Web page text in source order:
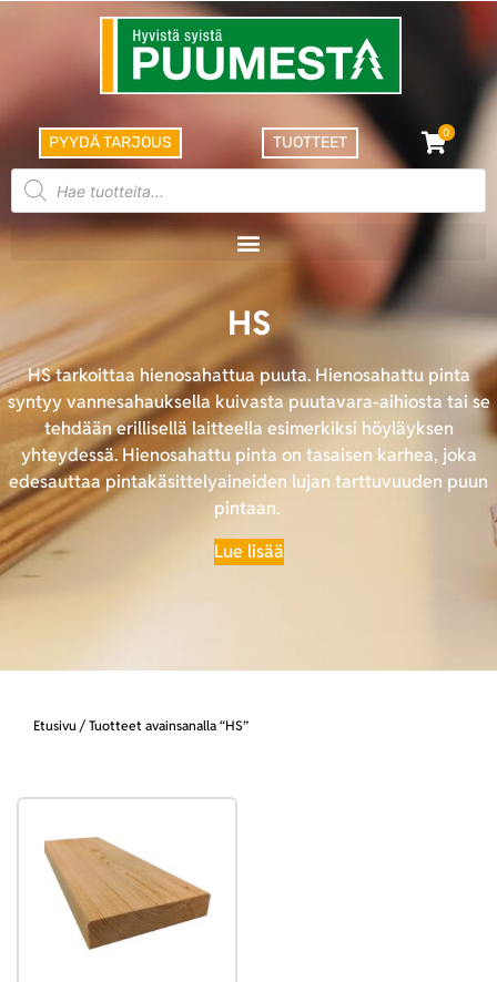
PYYDÄ TARJOUS TUOTTEET
0
HS
HS tarkoittaa hienosahattua puuta. Hienosahattu pinta
syntyy vannesahauksella kuivasta puutavara-aihiosta tai se
tehdään erillisellä laitteella esimerkiksi höyläyksen
yhteydessä. Hienosahattu pinta on tasaisen karhea, joka
edesauttaa pintakäsittelyaineiden lujan tarttuvuuden puun
pintaan.
Lue lisää
Etusivu / Tuotteet avainsanalla “HS”